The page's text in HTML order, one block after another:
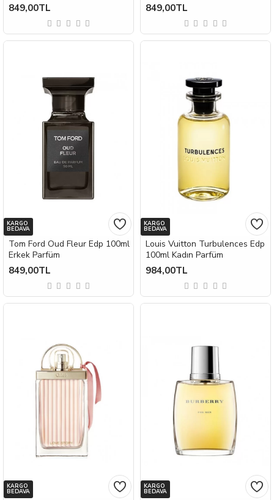
849,00TL 849,00TL
KARGO
BEDAVA
Tom Ford Oud Fleur Edp 100ml
Erkek Parfüm
849,00TL
KARGO
BEDAVA
Louis Vuitton Turbulences Edp
100ml Kadın Parfüm
984,00TL
KARGO
BEDAVA
KARGO
BEDAVA